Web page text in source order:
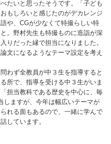
たいと思ったそうです。「子ども
もしろいと感じたのがデカレンジ
や、CGが少なくて特撮らしい特
。野村先生も特撮ものに造詣が深
りだった縁で担当になりました。
文になるようなテーマ設定を考え
わず全教員が中３生を指導すると
所で、指導を受ける中３生がいま
担当教科である歴史を中心に、毎
しますが、今年は幅広いテーマが
れる面もあるので、一緒に学んで
しています。